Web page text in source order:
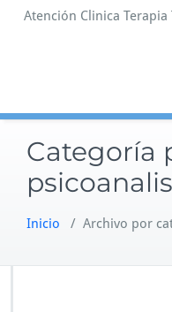
Atención Clinica
Categoría
Inicio / Archivo por